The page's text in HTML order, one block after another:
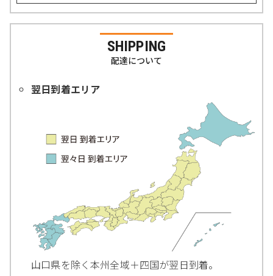
SHIPPING
配達について
翌日到着エリア
山口県を除く本州全域＋四国が翌日到着。